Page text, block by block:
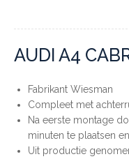
AUDI A4
Fabrikant Wiesman
Compleet met
Na eerste montage
minuten te plaatsen
Uit productie